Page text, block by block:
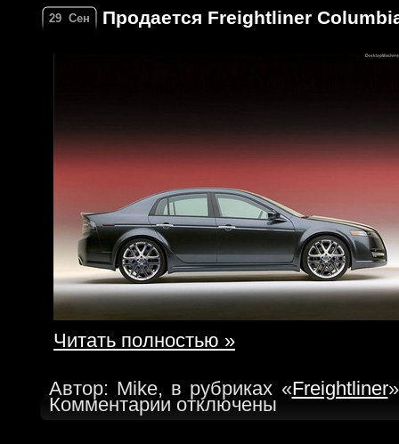
29 Сен Продается Freightliner
Читать полностью »
Автор: Mike, в рубриках «Freightliner
Комментарии отключены